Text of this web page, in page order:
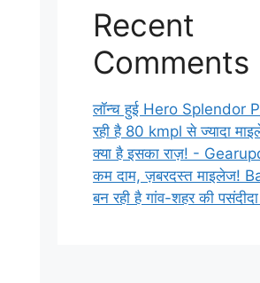
Recent
Comments
लॉन्च हुई Hero Splendor
रही है 80 kmpl से ज्यादा
क्या है इसका राज़! -
कम दाम, ज़बरदस्त माइलेज!
बन रही है गांव-शहर की